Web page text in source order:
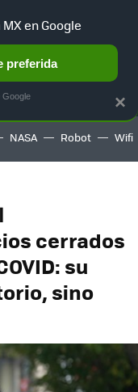
TERRITORIO
NASA Robot Wifi
cerrados
su
sino
×
en Google
preferida
Google